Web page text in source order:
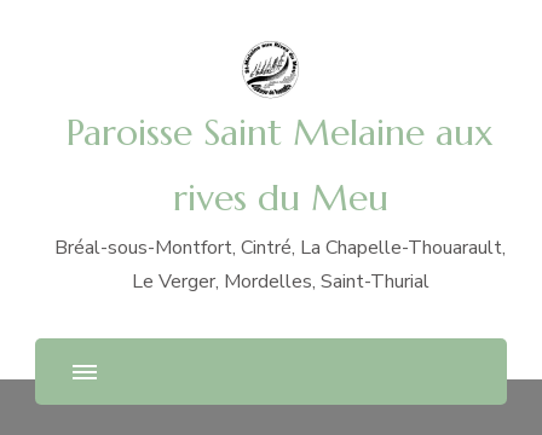
Paroisse Saint Melaine aux
rives du Meu
Bréal-sous-Montfort, Cintré, La Chapelle-Thouarault,
Le Verger, Mordelles, Saint-Thurial